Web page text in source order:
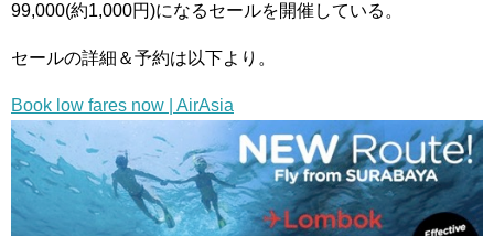
99,000(約1,000円)になるセールを開催している。
セールの詳細＆予約は以下より。
Book low fares now | AirAsia